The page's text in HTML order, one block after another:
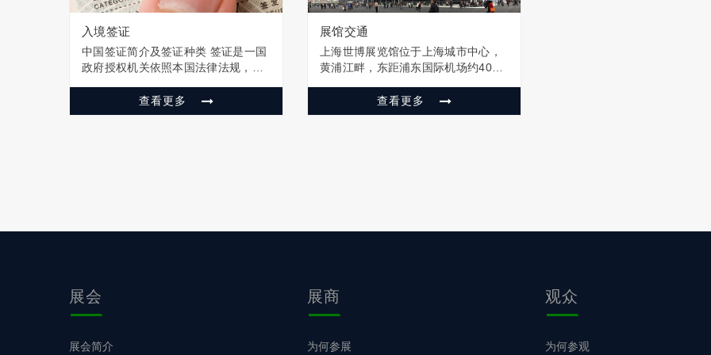
入境签证
中国签证简介及签证种类 签证是一国
政府授权机关依照本国法律法规，为
的一种许可证明。根据国际法及国际
惯例，任何一个主权国家，有权自主
查看更多
展馆交通
上海世博展览馆位于上海城市中心，
黄浦江畔，东距浦东国际机场约40公
机场巴士、地铁以及多条公交至上海
世博展览馆 展馆地址：上海市浦东新
查看更多
展会
展会简介
展商
为何参展
观众
为何参观